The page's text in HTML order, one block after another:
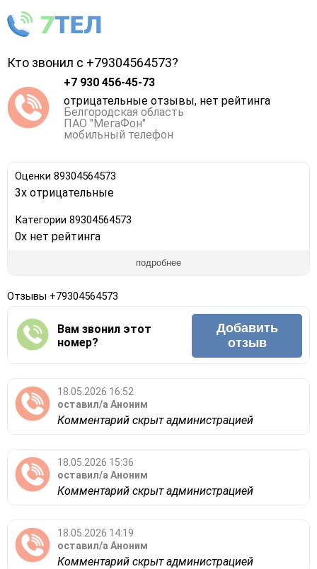
Кто звонил с +79304564573?
+7 930 456-45-73
отрицательные отзывы, нет рейтинга
Белгородская область
ПАО "МегаФон"
мобильный телефон
Оценки 89304564573
3x отрицательные
Категории 89304564573
0x нет рейтинга
подробнее
Отзывы +79304564573
Вам звонил этот
номер?
Добавить
отзыв
18.05.2026 16:52
оставил/а Аноним
Комментарий скрыт администрацией
18.05.2026 15:36
оставил/а Аноним
Комментарий скрыт администрацией
18.05.2026 14:19
оставил/а Аноним
Комментарий скрыт администрацией